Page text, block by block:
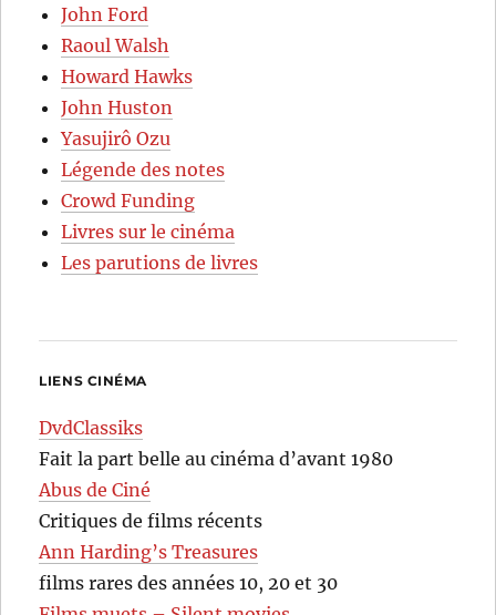
John Ford
Raoul Walsh
Howard Hawks
John Huston
Yasujirô Ozu
Légende des notes
Crowd Funding
Livres sur le cinéma
Les parutions de livres
LIENS CINÉMA
DvdClassiks
Fait la part belle au cinéma d’avant 1980
Abus de Ciné
Critiques de films récents
Ann Harding’s Treasures
films rares des années 10, 20 et 30